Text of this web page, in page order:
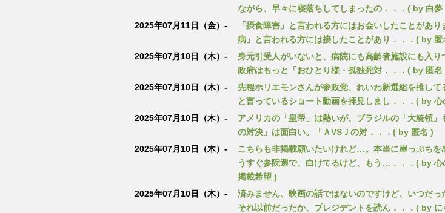
ながら、早々に寝落ちしてしまったの．．．( by 白夢
2025年07月11日（金）-
「摂食障害」と言われる方にはお会いしたことがあ
病」と言われる方には接したことがあり．．．( by 匿
2025年07月10日（木）-
身元引受人がいないと、病院にも高齢者施設にも入り
政府はもっと「おひとり様・孤独死対．．．( by 匿名
2025年07月10日（木）-
先程ホリエモンさんが参政党、れいわ新選組を推して
と言っているショート動画を拝見しまし．．．( by 心
2025年07月10日（木）-
アメリカの「皇帝」は熱いが、ブラジルの「大統領」
の対決」は面白い。「ＡVSＪの対．．．( by 匿名 )
2025年07月10日（木）-
こちらも非掲載願いたいけれど…。本当に崖っぷちを
うすぐ参院選で、白けてるけど、もう…．．．( by
掲載希望 )
2025年07月10日（木）-
済みません、映画の話ではないのですけど、いつだっ
それ以前だったか、プレジデントを読ん．．．( by に